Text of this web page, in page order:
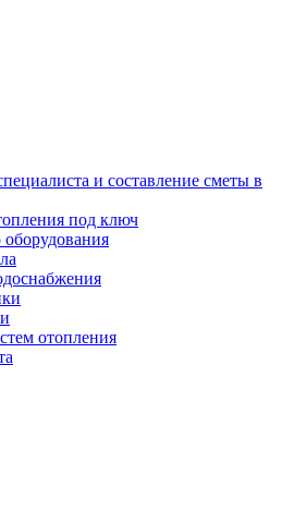
и составление сметы в
под ключ
отопления